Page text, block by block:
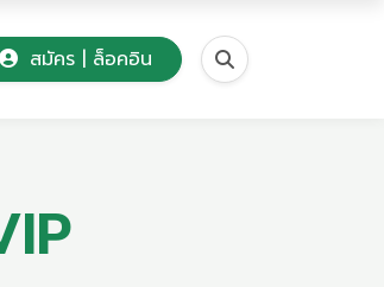
สมัคร | ล็อคอิน